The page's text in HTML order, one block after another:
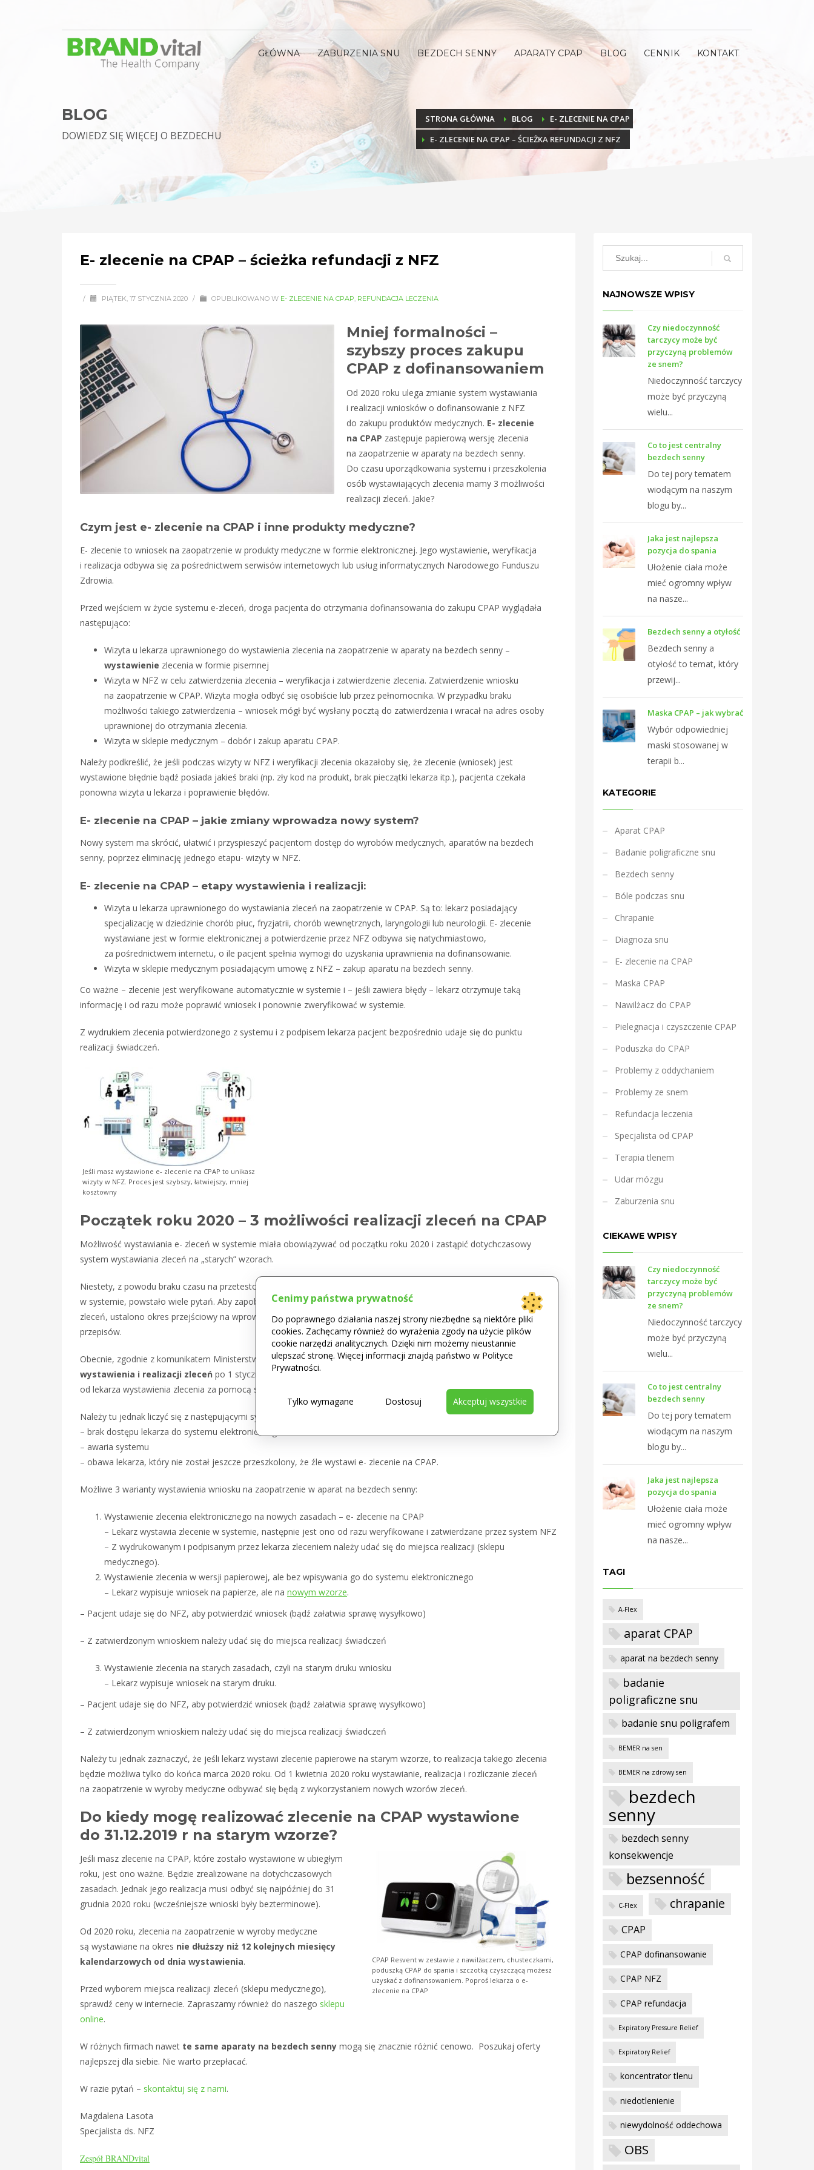
GŁÓWNA ZABURZENIA SNU BEZDECH SENNY APARATY CPAP BLOG CENNIK KONTAKT
STRONA GŁÓWNA BLOG
E- ZLECENIE NA CPAP
E- ZLECENIE NA CPAP – ŚCIEŻKA REFUNDACJI Z NFZ
BLOG
DOWIEDZ SIĘ WIĘCEJ O BEZDECHU
E- zlecenie na CPAP – ścieżka refundacji z NFZ
/ PIĄTEK, 17 STYCZNIA 2020 / OPUBLIKOWANO W E- ZLECENIE NA CPAP, REFUNDACJA LECZENIA
Mniej formalności –
szybszy proces zakupu
CPAP z dofinansowaniem
Od 2020 roku ulega zmianie system wystawiania
i realizacji wniosków o dofinansowanie z NFZ
do zakupu produktów medycznych. E- zlecenie
na CPAP zastępuje papierową wersję zlecenia
na zaopatrzenie w aparaty na bezdech senny.
Do czasu uporządkowania systemu i przeszkolenia
osób wystawiających zlecenia mamy 3 możliwości
realizacji zleceń. Jakie?
Czym jest e- zlecenie na CPAP i inne produkty medyczne?
E- zlecenie to wniosek na zaopatrzenie w produkty medyczne w formie elektronicznej. Jego wystawienie, weryfikacja
i realizacja odbywa się za pośrednictwem serwisów internetowych lub usług informatycznych Narodowego Funduszu
Zdrowia.
Przed wejściem w życie systemu e-zleceń, droga pacjenta do otrzymania dofinansowania do zakupu CPAP wyglądała
następująco:
Wizyta u lekarza uprawnionego do wystawienia zlecenia na zaopatrzenie w aparaty na bezdech senny –
wystawienie zlecenia w formie pisemnej
Wizyta w NFZ w celu zatwierdzenia zlecenia – weryfikacja i zatwierdzenie zlecenia. Zatwierdzenie wniosku
na zaopatrzenie w CPAP. Wizyta mogła odbyć się osobiście lub przez pełnomocnika. W przypadku braku
możliwości takiego zatwierdzenia – wniosek mógł być wysłany pocztą do zatwierdzenia i wracał na adres osoby
uprawnionej do otrzymania zlecenia.
Wizyta w sklepie medycznym – dobór i zakup aparatu CPAP.
Należy podkreślić, że jeśli podczas wizyty w NFZ i weryfikacji zlecenia okazałoby się, że zlecenie (wniosek) jest
wystawione błędnie bądź posiada jakieś braki (np. zły kod na produkt, brak pieczątki lekarza itp.), pacjenta czekała
ponowna wizyta u lekarza i poprawienie błędów.
E- zlecenie na CPAP – jakie zmiany wprowadza nowy system?
Nowy system ma skrócić, ułatwić i przyspieszyć pacjentom dostęp do wyrobów medycznych, aparatów na bezdech
senny, poprzez eliminację jednego etapu- wizyty w NFZ.
E- zlecenie na CPAP – etapy wystawienia i realizacji:
Wizyta u lekarza uprawnionego do wystawiania zleceń na zaopatrzenie w CPAP. Są to: lekarz posiadający
specjalizację w dziedzinie chorób płuc, fryzjatrii, chorób wewnętrznych, laryngologii lub neurologii. E- zlecenie
wystawiane jest w formie elektronicznej a potwierdzenie przez NFZ odbywa się natychmiastowo,
za pośrednictwem internetu, o ile pacjent spełnia wymogi do uzyskania uprawnienia na dofinansowanie.
Wizyta w sklepie medycznym posiadającym umowę z NFZ – zakup aparatu na bezdech senny.
Co ważne – zlecenie jest weryfikowane automatycznie w systemie i – jeśli zawiera błędy – lekarz otrzymuje taką
informację i od razu może poprawić wniosek i ponownie zweryfikować w systemie.
Z wydrukiem zlecenia potwierdzonego z systemu i z podpisem lekarza pacjent bezpośrednio udaje się do punktu
realizacji świadczeń.
Jeśli masz wystawione e- zlecenie na CPAP to unikasz
wizyty w NFZ. Proces jest szybszy, łatwiejszy, mniej
kosztowny
Początek roku 2020 – 3 możliwości realizacji zleceń na CPAP
Możliwość wystawiania e- zleceń w systemie miała obowiązywać od początku roku 2020 i zastąpić dotychczasowy
system wystawiania zleceń na „starych” wzorach.
Niestety, z powodu braku czasu na przetestowanie systemu i na szkolenia dotyczące wystawiania i realizacji e- zleceń
w systemie, powstało wiele pytań. Aby zapobiec odsyłaniu pacjenta od lekarza do NFZ i wydłużaniu czasu na realizację
zleceń, ustalono okres przejściowy na wprowadzenie obowiązku wystawiania i realizacji e-zlecenia wg. nowych
przepisów.
Obecnie, zgodnie z komunikatem Ministerstwa Zdrowia z 11 grudnia 2019 r.,to od pacjenta zależy sposób
wystawienia i realizacji zleceń po 1 stycznia 2020 (ale tylko do 31.03.2020 r). Zasadniczo masz prawo żądać
od lekarza wystawienia zlecenia za pomocą systemu elektronicznego (e- zlecenie).
Należy tu jednak liczyć się z następującymi sytuacjami:
– brak dostępu lekarza do systemu elektronicznego zlecenia
– awaria systemu
– obawa lekarza, który nie został jeszcze przeszkolony, że źle wystawi e- zlecenie na CPAP.
Możliwe 3 warianty wystawienia wniosku na zaopatrzenie w aparat na bezdech senny:
Wystawienie zlecenia elektronicznego na nowych zasadach – e- zlecenie na CPAP
– Lekarz wystawia zlecenie w systemie, następnie jest ono od razu weryfikowane i zatwierdzane przez system NFZ
– Z wydrukowanym i podpisanym przez lekarza zleceniem należy udać się do miejsca realizacji (sklepu
medycznego).
Wystawienie zlecenia w wersji papierowej, ale bez wpisywania go do systemu elektronicznego
– Lekarz wypisuje wniosek na papierze, ale na nowym wzorze.
– Pacjent udaje się do NFZ, aby potwierdzić wniosek (bądź załatwia sprawę wysyłkowo)
– Z zatwierdzonym wnioskiem należy udać się do miejsca realizacji świadczeń
Wystawienie zlecenia na starych zasadach, czyli na starym druku wniosku
– Lekarz wypisuje wniosek na starym druku.
– Pacjent udaje się do NFZ, aby potwierdzić wniosek (bądź załatwia sprawę wysyłkowo)
– Z zatwierdzonym wnioskiem należy udać się do miejsca realizacji świadczeń
Należy tu jednak zaznaczyć, że jeśli lekarz wystawi zlecenie papierowe na starym wzorze, to realizacja takiego zlecenia
będzie możliwa tylko do końca marca 2020 roku. Od 1 kwietnia 2020 roku wystawianie, realizacja i rozliczanie zleceń
na zaopatrzenie w wyroby medyczne odbywać się będą z wykorzystaniem nowych wzorów zleceń.
Do kiedy mogę realizować zlecenie na CPAP wystawione
do 31.12.2019 r na starym wzorze?
CPAP Resvent w zestawie z nawilżaczem, chusteczkami,
poduszką CPAP do spania i szczotką czyszczącą możesz
uzyskać z dofinansowaniem. Poproś lekarza o e-
zlecenie na CPAP
Jeśli masz zlecenie na CPAP, które zostało wystawione w ubiegłym
roku, jest ono ważne. Będzie zrealizowane na dotychczasowych
zasadach. Jednak jego realizacja musi odbyć się najpóźniej do 31
grudnia 2020 roku (wcześniejsze wnioski były bezterminowe).
Od 2020 roku, zlecenia na zaopatrzenie w wyroby medyczne
są wystawiane na okres nie dłuższy niż 12 kolejnych miesięcy
kalendarzowych od dnia wystawienia.
Przed wyborem miejsca realizacji zleceń (sklepu medycznego),
sprawdź ceny w internecie. Zapraszamy również do naszego sklepu
online.
W różnych firmach nawet te same aparaty na bezdech senny mogą się znacznie różnić cenowo. Poszukaj oferty
najlepszej dla siebie. Nie warto przepłacać.
W razie pytań – skontaktuj się z nami.
Magdalena Lasota
Specjalista ds. NFZ
Zespół BRANDvital
NAJNOWSZE WPISY
Czy niedoczynność
tarczycy może być
przyczyną problemów
ze snem?
Niedoczynność tarczycy
może być przyczyną
wielu...
Co to jest centralny
bezdech senny
Do tej pory tematem
wiodącym na naszym
blogu by...
Jaka jest najlepsza
pozycja do spania
Ułożenie ciała może
mieć ogromny wpływ
na nasze...
Bezdech senny a otyłość
Bezdech senny a
otyłość to temat, który
przewij...
Maska CPAP – jak wybrać
Wybór odpowiedniej
maski stosowanej w
terapii b...
KATEGORIE
Aparat CPAP
Badanie poligraficzne snu
Bezdech senny
Bóle podczas snu
Chrapanie
Diagnoza snu
E- zlecenie na CPAP
Maska CPAP
Nawilżacz do CPAP
Pielegnacja i czyszczenie CPAP
Poduszka do CPAP
Problemy z oddychaniem
Problemy ze snem
Refundacja leczenia
Specjalista od CPAP
Terapia tlenem
Udar mózgu
Zaburzenia snu
CIEKAWE WPISY
Czy niedoczynność
tarczycy może być
przyczyną problemów
ze snem?
Niedoczynność tarczycy
może być przyczyną
wielu...
Co to jest centralny
bezdech senny
Do tej pory tematem
wiodącym na naszym
blogu by...
Jaka jest najlepsza
pozycja do spania
Ułożenie ciała może
mieć ogromny wpływ
na nasze...
TAGI
A-Flex
aparat CPAP
aparat na bezdech senny
badanie
poligraficzne snu
badanie snu poligrafem
BEMER na sen
BEMER na zdrowy sen
bezdech
senny
bezdech senny
konsekwencje
bezsenność
C-Flex chrapanie
CPAP
CPAP dofinansowanie
CPAP NFZ
CPAP refundacja
Expiratory Pressure Relief
Expiratory Relief
koncentrator tlenu
niedotlenienie
niewydolność oddechowa
OBS
To
jest
Cenimy państwa prywatność
Do poprawnego działania naszej strony niezbędne są niektóre pliki
cookies. Zachęcamy również do wyrażenia zgody na użycie plików
cookie narzędzi analitycznych. Dzięki nim możemy nieustannie
ulepszać stronę. Więcej informacji znajdą państwo w Polityce
Prywatności.
Dostosuj
Tylko wymagane Akceptuj wszystkie